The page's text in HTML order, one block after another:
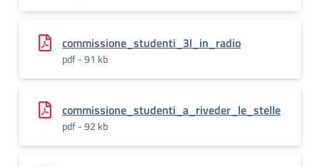
commissione_studenti_3l_in_radio
pdf - 91 kb
commissione_studenti_a_riveder_le_stelle
pdf - 92 kb